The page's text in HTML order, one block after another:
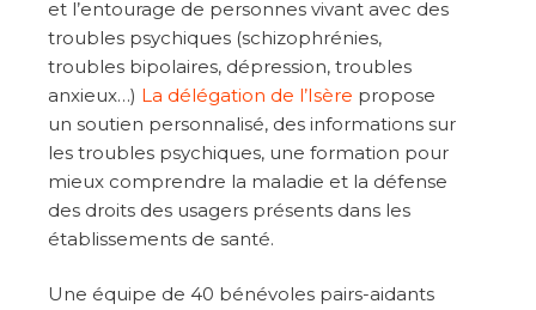
et l’entourage de personnes vivant avec des
troubles psychiques (schizophrénies,
troubles bipolaires, dépression, troubles
anxieux…) La délégation de l’Isère propose
un soutien personnalisé, des informations sur
les troubles psychiques, une formation pour
mieux comprendre la maladie et la défense
des droits des usagers présents dans les
établissements de santé.
Une équipe de 40 bénévoles pairs-aidants